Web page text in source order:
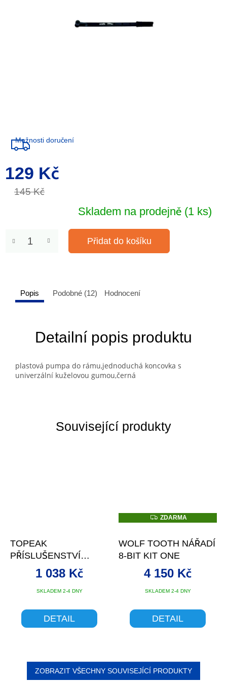
145 Kč
129 Kč
Měrná
cena:
Skladem na prodejně (1 ks)
Možnosti doručení
Přidat do košíku
Související produkty
TOPEAK
PŘÍSLUŠENSTVÍ
NINJA T MOUNTAIN +
NÁŘADÍ MINI 20 PRO
SKLADEM 2-4 DNY
1 038 Kč
DETAIL
Z
D
M
A
ZDARMA
WOLF TOOTH NÁŘADÍ
8-BIT KIT ONE
SKLADEM 2-4 DNY
4 150 Kč
DETAIL
ZOBRAZIT VŠECHNY SOUVISEJÍCÍ PRODUKTY
Popis Podobné (12) Hodnocení
Detailní popis produktu
plastová pumpa do rámu,jednoduchá koncovka s
univerzální kuželovou gumou,černá